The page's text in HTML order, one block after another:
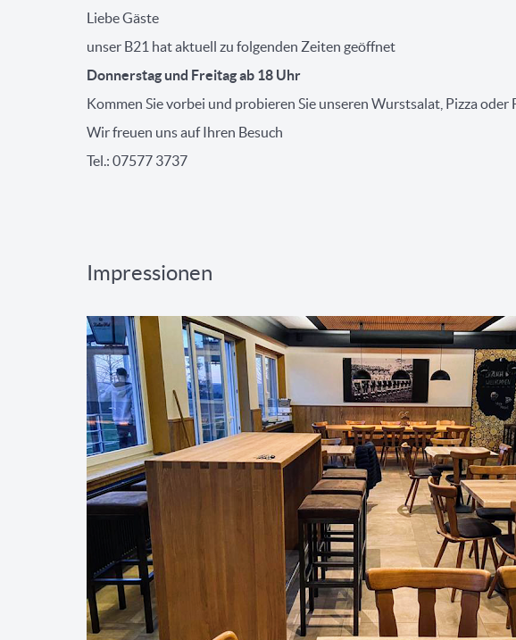
Liebe Gäste
unser B21 hat aktuell zu folgenden Zeiten geöffnet
Donnerstag und Freitag ab 18 Uhr
Kommen Sie vorbei und probieren Sie unseren Wurstsalat, Pizza
Wir freuen uns auf Ihren Besuch
Tel.: 07577 3737
Impressionen